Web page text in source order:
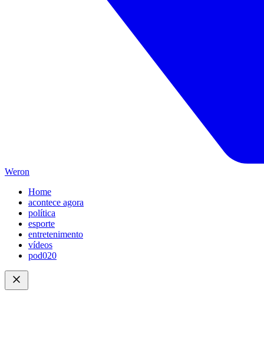
Weron
Home
acontece agora
política
esporte
entretenimento
vídeos
pod020